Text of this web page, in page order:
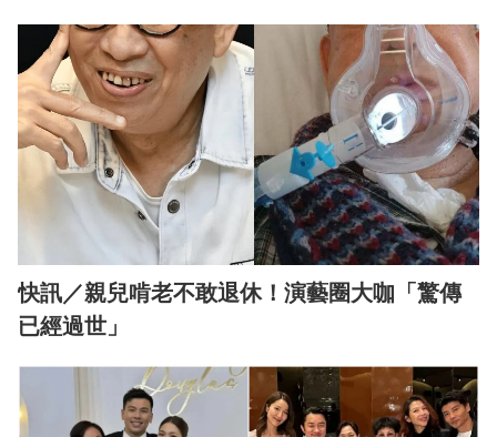
快訊／親兒啃老不敢退休！演藝圈大咖「驚傳
已經過世」